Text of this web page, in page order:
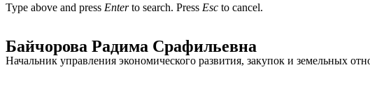
Type above and press Enterto search. Press Esc to cancel.
Байчорова Радима Срафильевна
Начальник управления экономического развития, закупок и земельных